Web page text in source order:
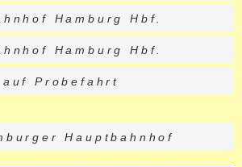
Hamburg Hbf.
Hamburg Hbf.
auf Probefahrt
Hauptbahnhof